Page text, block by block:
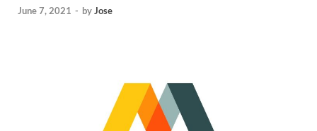
June 7, 2021 - byJose